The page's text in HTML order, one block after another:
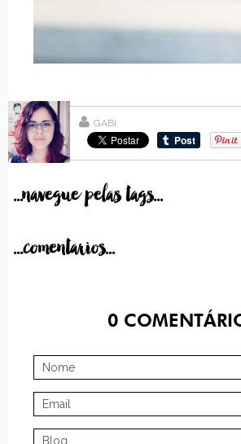
GABI
...navegue pelas tags...
...comentarios...
0